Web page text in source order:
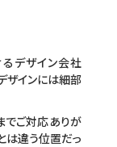
デザイン会社
ザインには細部
でご対応ありが
は違う位置だっ